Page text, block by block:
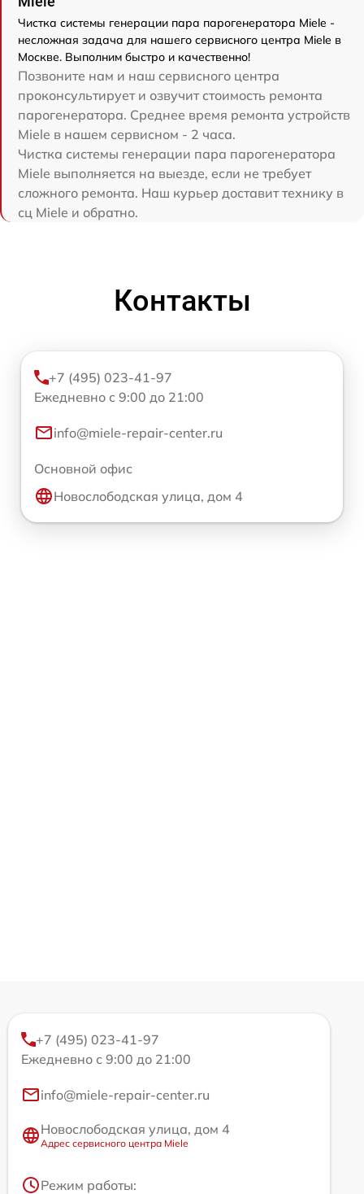
Чистка системы генерации пара парогенератора Miele -
несложная задача для нашего сервисного центра Miele в
Москве. Выполним быстро и качественно!
Позвоните нам и наш сервисного центра
проконсультирует и озвучит стоимость ремонта
парогенератора. Среднее время ремонта устройств
Miele в нашем сервисном - 2 часа.
Чистка системы генерации пара парогенератора
Miele выполняется на выезде, если не требует
сложного ремонта. Наш курьер доставит технику в
сц Miele и обратно.
Контакты
+7 (495) 023-41-97
Ежедневно с 9:00 до 21:00
info@miele-repair-center.ru
Основной офис
Новослободская улица, дом 4
+7 (495) 023-41-97
Ежедневно с 9:00 до 21:00
info@miele-repair-center.ru
Новослободская улица, дом 4
Адрес сервисного центра Miele
Режим работы: